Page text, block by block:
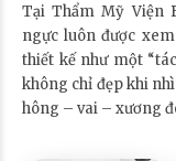
Tại Thẩm Mỹ Viện
ngực luôn được
thiết kế như một
không chỉ đẹp khi
hông – vai – xương